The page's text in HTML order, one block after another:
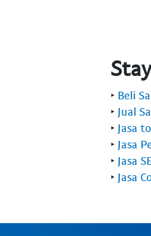
‣ Beli
‣ Jual
‣ Jasa
‣ Jasa
‣ Jasa
‣ Jasa